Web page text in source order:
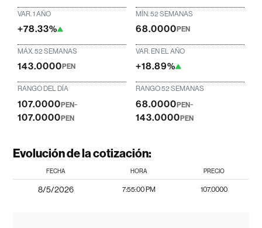
VAR. 1 AÑO
+78.33%
MÍN. 52 SEMANAS
68.0000PEN
MÁX. 52 SEMANAS
143.0000PEN
VAR. EN EL AÑO
+18.89%
RANGO DEL DÍA
107.0000PEN-
107.0000PEN
RANGO 52 SEMANAS
68.0000 PEN-
143.0000 PEN
Evolución de la cotización:
FECHA HORA PRECIO
8/5/2026 7:55:00 PM 107.0000